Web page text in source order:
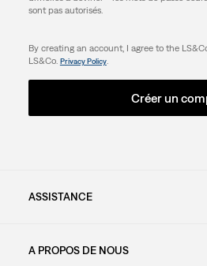
sont pas autorisés.
By creating an account, I agree to the
LS&Co. Privacy Policy.
Créer un
ASSISTANCE
A PROPOS DE NOUS